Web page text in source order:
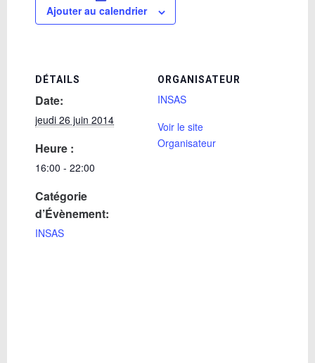
Ajouter au calendrier
DÉTAILS
Date:
jeudi 26 juin 2014
Heure :
16:00 - 22:00
Catégorie
d’Évènement:
INSAS
ORGANISATEUR
INSAS
Voir le site
Organisateur